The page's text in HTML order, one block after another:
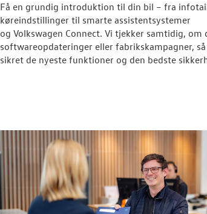
Få en grundig introduktion til din bil – fra
køreindstillinger til smarte assistentsystemer
og Volkswagen Connect. Vi tjekker samtidig, om
softwareopdateringer eller fabrikskampagner,
sikret de nyeste funktioner og den bedste